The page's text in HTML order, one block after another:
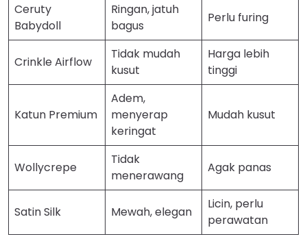
Ceruty
Babydoll
Ringan, jatuh
bagus
Perlu furing
Crinkle Airflow
Tidak mudah
kusut
Harga lebih
tinggi
Katun Premium
Adem,
menyerap
keringat
Mudah kusut
Wollycrepe
Tidak
menerawang
Agak panas
Satin Silk Mewah, elegan
Licin, perlu
perawatan